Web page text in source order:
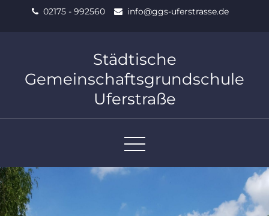
02175 - 992560 info@ggs-uferstrasse.de
Städtische
Gemeinschaftsgrundschule
Uferstraße